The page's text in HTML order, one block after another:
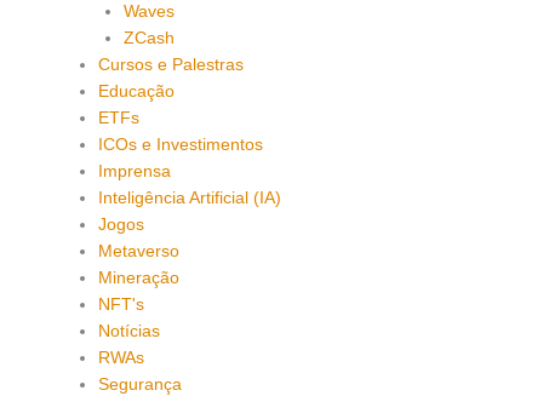
Waves
ZCash
Cursos e Palestras
Educação
ETFs
ICOs e Investimentos
Imprensa
Inteligência Artificial (IA)
Jogos
Metaverso
Mineração
NFT's
Notícias
RWAs
Segurança